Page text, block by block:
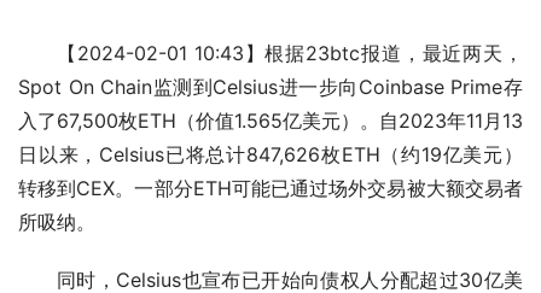
【2024-02-01 10:43】根据23btc报道，最近两天，
Spot On Chain监测到Celsius进一步向Coinbase Prime存
入了67,500枚ETH（价值1.565亿美元）。自2023年11月13
日以来，Celsius已将总计847,626枚ETH（约19亿美元）
转移到CEX。一部分ETH可能已通过场外交易被大额交易者
所吸纳。
同时，Celsius也宣布已开始向债权人分配超过30亿美